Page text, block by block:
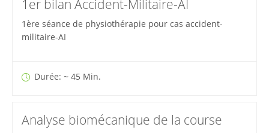
1er bilan Accident-Militaire-AI
1ère séance de physiothérapie pour cas accident-
militaire-AI
Durée: ~ 45 Min.
Analyse biomécanique de la course